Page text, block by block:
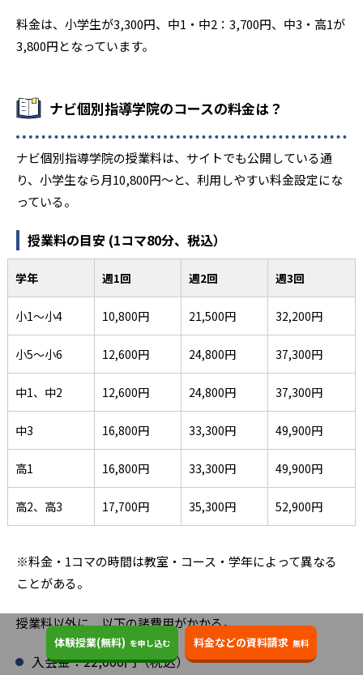
料金は、小学生が3,300円、中1・中2：3,700円、中3・高1が
3,800円となっています。
ナビ個別指導学院のコースの料金は？
ナビ個別指導学院の授業料は、サイトでも公開している通
り、小学生なら月10,800円〜と、利用しやすい料金設定にな
っている。
授業料の目安 (1コマ80分、税込）
学年 週1回 週2回 週3回
小1～小4 10,800円 21,500円 32,200円
小5～小6 12,600円 24,800円 37,300円
中1、中2 12,600円 24,800円 37,300円
中3 16,800円 33,300円 49,900円
高1 16,800円 33,300円 49,900円
高2、高3 17,700円 35,300円 52,900円
※料金・1コマの時間は教室・コース・学年によって異なる
ことがある。
授業料以外に、以下の諸費用がかかる。
入会金：22,000円（税込）
体験授業(無料) を申し込む 料金などの資料請求 無料